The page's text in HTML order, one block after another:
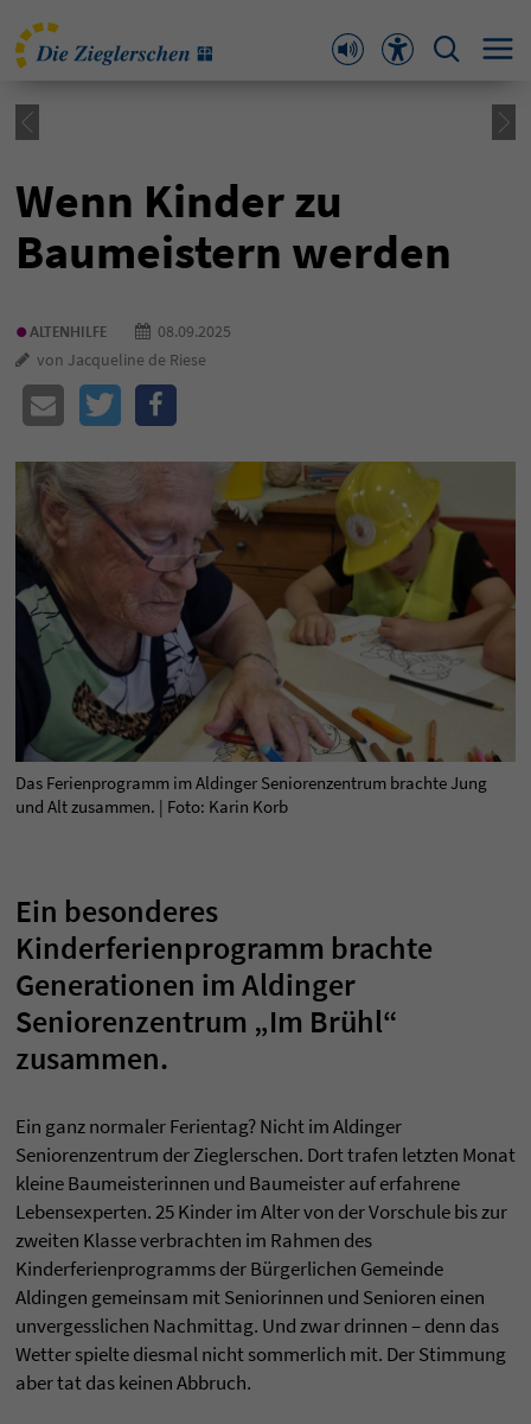
Wenn Kinder zu
Baumeistern werden
•ALTENHILFE
08.09.2025
von Jacqueline de Riese
Das Ferienprogramm im Aldinger Seniorenzentrum brachte Jung
und Alt zusammen. | Foto: Karin Korb
Ein besonderes
Kinderferienprogramm brachte
Generationen im Aldinger
Seniorenzentrum „Im Brühl“
zusammen.
Ein ganz normaler Ferientag? Nicht im Aldinger
Seniorenzentrum der Zieglerschen. Dort trafen letzten Monat
kleine Baumeisterinnen und Baumeister auf erfahrene
Lebensexperten. 25 Kinder im Alter von der Vorschule bis zur
zweiten Klasse verbrachten im Rahmen des
Kinderferienprogramms der Bürgerlichen Gemeinde
Aldingen gemeinsam mit Seniorinnen und Senioren einen
unvergesslichen Nachmittag. Und zwar drinnen – denn das
Wetter spielte diesmal nicht sommerlich mit. Der Stimmung
aber tat das keinen Abbruch.